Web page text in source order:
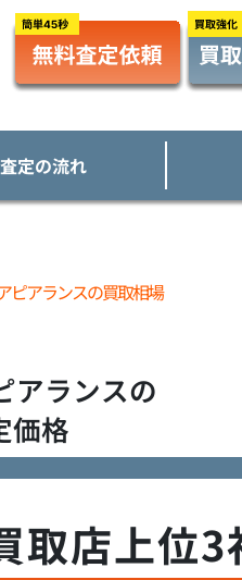
定の流れ
アランスの買取相場
ランスの
価格
取店上位3